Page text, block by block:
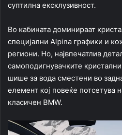
суптилна ексклузивност.
Во кабината доминираат
специјални Alpina графики и
региони. Но, највпечатлив
самоподигнувачките
шише за вода сместени во
елемент кој повеќе потсетува
класичен BMW.